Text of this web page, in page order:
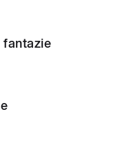
fantazie